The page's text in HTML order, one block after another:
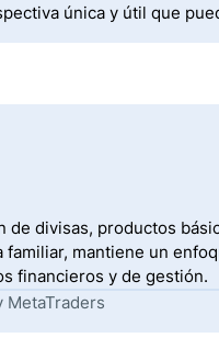
única y útil que
de divisas, productos
mantiene un
financieros y de gestión.
MetaTraders